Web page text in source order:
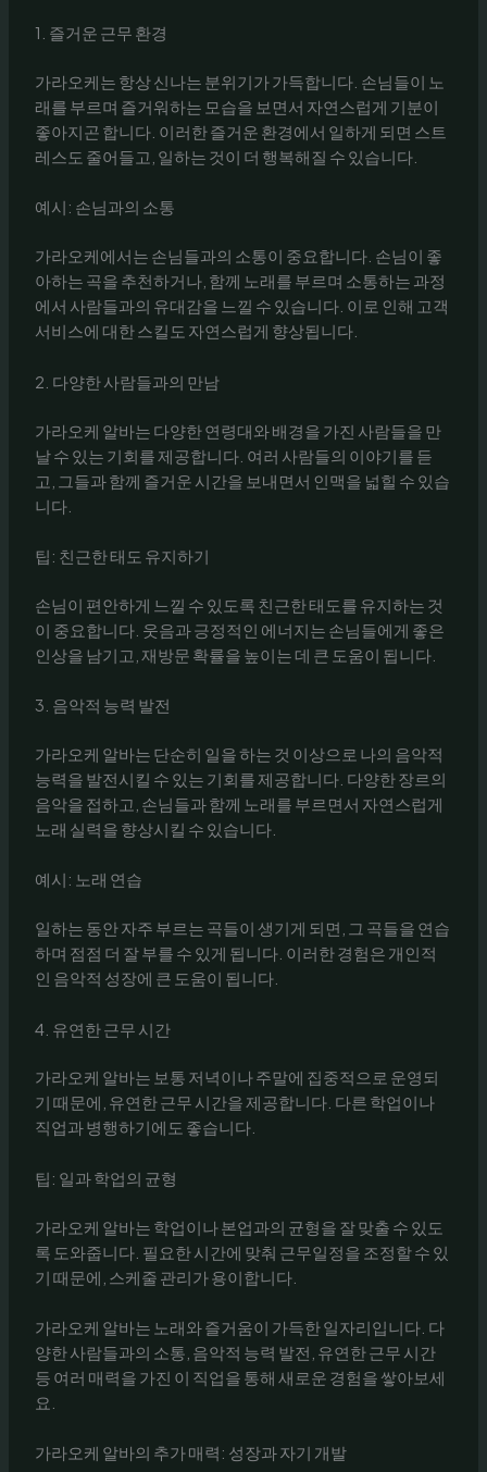
1. 즐거운 근무 환경
가라오케는 항상 신나는 분위기가 가득합니다. 손님들이 노
래를 부르며 즐거워하는 모습을 보면서 자연스럽게 기분이
좋아지곤 합니다. 이러한 즐거운 환경에서 일하게 되면 스트
레스도 줄어들고, 일하는 것이 더 행복해질 수 있습니다.
예시: 손님과의 소통
가라오케에서는 손님들과의 소통이 중요합니다. 손님이 좋
아하는 곡을 추천하거나, 함께 노래를 부르며 소통하는 과정
에서 사람들과의 유대감을 느낄 수 있습니다. 이로 인해 고객
서비스에 대한 스킬도 자연스럽게 향상됩니다.
2. 다양한 사람들과의 만남
가라오케 알바는 다양한 연령대와 배경을 가진 사람들을 만
날 수 있는 기회를 제공합니다. 여러 사람들의 이야기를 듣
고, 그들과 함께 즐거운 시간을 보내면서 인맥을 넓힐 수 있습
니다.
팁: 친근한 태도 유지하기
손님이 편안하게 느낄 수 있도록 친근한 태도를 유지하는 것
이 중요합니다. 웃음과 긍정적인 에너지는 손님들에게 좋은
인상을 남기고, 재방문 확률을 높이는 데 큰 도움이 됩니다.
3. 음악적 능력 발전
가라오케 알바는 단순히 일을 하는 것 이상으로 나의 음악적
능력을 발전시킬 수 있는 기회를 제공합니다. 다양한 장르의
음악을 접하고, 손님들과 함께 노래를 부르면서 자연스럽게
노래 실력을 향상시킬 수 있습니다.
예시: 노래 연습
일하는 동안 자주 부르는 곡들이 생기게 되면, 그 곡들을 연습
하며 점점 더 잘 부를 수 있게 됩니다. 이러한 경험은 개인적
인 음악적 성장에 큰 도움이 됩니다.
4. 유연한 근무 시간
가라오케 알바는 보통 저녁이나 주말에 집중적으로 운영되
기 때문에, 유연한 근무 시간을 제공합니다. 다른 학업이나
직업과 병행하기에도 좋습니다.
팁: 일과 학업의 균형
가라오케 알바는 학업이나 본업과의 균형을 잘 맞출 수 있도
록 도와줍니다. 필요한 시간에 맞춰 근무일정을 조정할 수 있
기 때문에, 스케줄 관리가 용이합니다.
가라오케 알바는 노래와 즐거움이 가득한 일자리입니다. 다
양한 사람들과의 소통, 음악적 능력 발전, 유연한 근무 시간
등 여러 매력을 가진 이 직업을 통해 새로운 경험을 쌓아보세
요.
가라오케 알바의 추가 매력: 성장과 자기 개발